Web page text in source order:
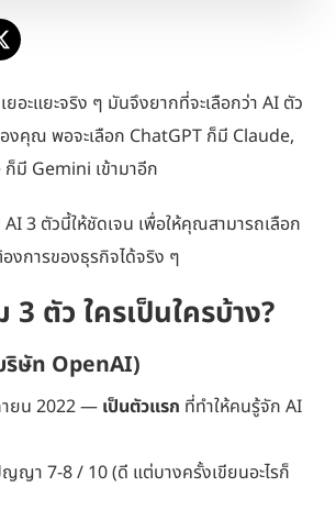
อะแยะจริง ๆ มันจึงยากที่จะเลือกว่า AI ตัว
งคุณ พอจะเลือก ChatGPT ก็มี Claude,
มี Gemini เข้ามาอีก
3 ตัวนี้ให้ชัดเจน เพื่อให้คุณสามารถเลือก
งการของธุรกิจได้จริง ๆ
ตัว ใครเป็นใครบ้าง?
ริษัท OpenAI)
ยน 2022 — เป็นตัวแรก ที่ทำให้คนรู้จัก AI
ญา 7-8 / 10 (ดี แต่บางครั้งเขียนอะไรก็